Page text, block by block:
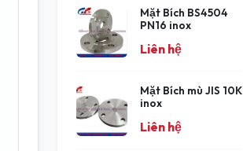
Mặt Bích BS4504
PN16 inox
Liên hệ
Mặt Bích mù JIS 10K
inox
Liên hệ